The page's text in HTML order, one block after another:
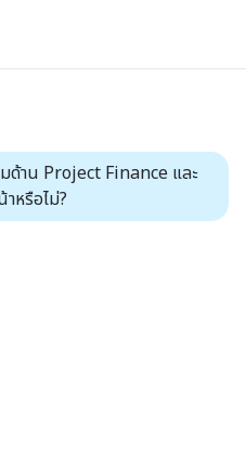
ด้าน Project Finance และ
หรือไม่?